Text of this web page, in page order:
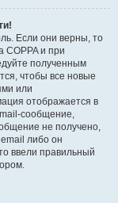
Если они верны, то
COPPA и при
полученным
чтобы все новые
или
отображается в
сообщение,
не получено,
либо он
ввели правильный